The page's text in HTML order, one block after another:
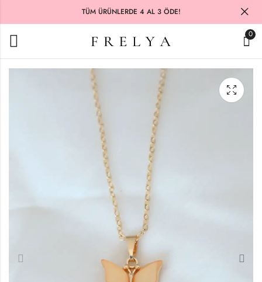
TÜM ÜRÜNLERDE 4 AL 3 ÖDE!
0